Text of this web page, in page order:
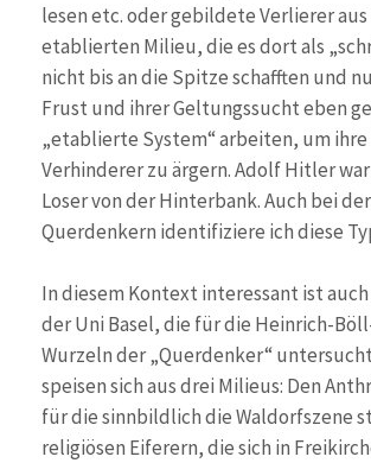
lesen etc. oder gebildete Verlierer
etablierten Milieu, die es dort als
nicht bis an die Spitze schafften und
Frust und ihrer Geltungssucht eben
„etablierte System“ arbeiten, um
Verhinderer zu ärgern. Adolf Hitler war
Loser von der Hinterbank. Auch bei
Querdenkern identifiziere ich diese
In diesem Kontext interessant ist
der Uni Basel, die für die Heinrich-
Wurzeln der „Querdenker“
speisen sich aus drei Milieus: Den
für die sinnbildlich die Waldorfszene
religiösen Eiferern, die sich in